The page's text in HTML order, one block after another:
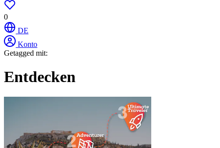
0
DE
Konto
Getagged mit:
Entdecken